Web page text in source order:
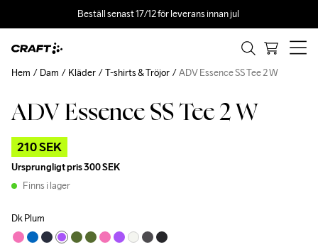
Beställ senast 17/12 för leverans innan jul
ADV Essence SS Tee 2 W
210 SEK
Ursprungligt pris300 SEK
Finns i lager
Dk Plum
Hem Dam Kläder T-shirts & Tröjor ADV Essence SS Tee 2 W
Outlet